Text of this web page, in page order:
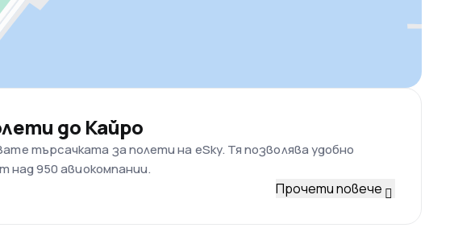
до Кайро
търсачката за полети на eSky. Тя позволява удобно
над 950 авиокомпании.
Прочети повече